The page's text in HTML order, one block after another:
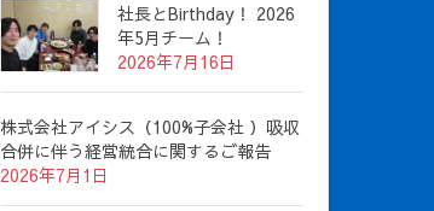
社長とBirthday！ 2026
年5月チーム！
2026年7月16日
株式会社アイシス（100%子会社 ）吸収
合併に伴う経営統合に関するご報告
2026年7月1日